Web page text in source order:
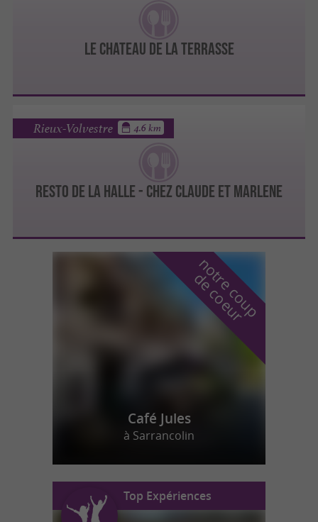
LE CHATEAU DE LA TERRASSE
RESTO DE LA HALLE - CHEZ CLAUDE ET MARLENE
Rieux-Volvestre 4.6 km
n
o
t
r
e
c
o
u
p
d
e
c
o
e
u
r
Café Jules
à Sarrancolin
Top Expériences